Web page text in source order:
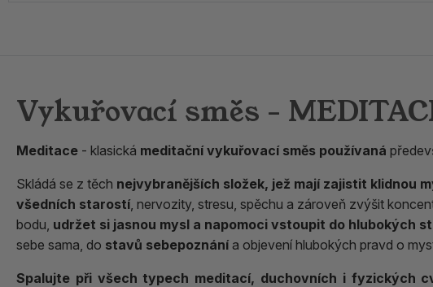
Vykuřovací směs -
Meditace - klasická meditační vykuřovací směs používaná
Skládá se z těch nejvybranějších složek, jež mají zajistit klidnou
všedních starostí, nervozity, stresu, spěchu a zároveň zvýšit
bodu, udržet si jasnou mysl a napomoci vstoupit do hlubokých
sebe sama, do stavů sebepoznání a objevení hlubokých pravd o
Spalujte při všech typech meditací, duchovních i fyzických